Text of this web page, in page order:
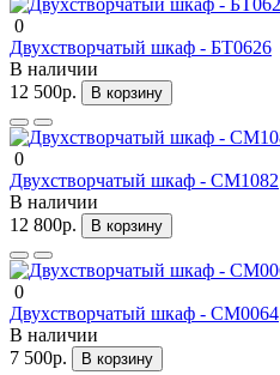
0
Двухстворчатый шкаф - БТ0626
В наличии
12 500р.
В корзину
0
Двухстворчатый шкаф - СМ1082
В наличии
12 800р.
В корзину
0
Двухстворчатый шкаф - СМ0064
В наличии
7 500р.
В корзину